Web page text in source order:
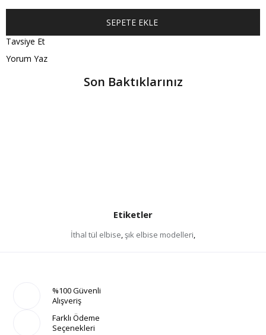
Tavsiye Et
Yorum Yaz
Son Baktıklarınız
Etiketler
İthal tül elbise,şık elbise modelleri,
%100 Güvenli
Alışveriş
Farklı Ödeme
Seçenekleri